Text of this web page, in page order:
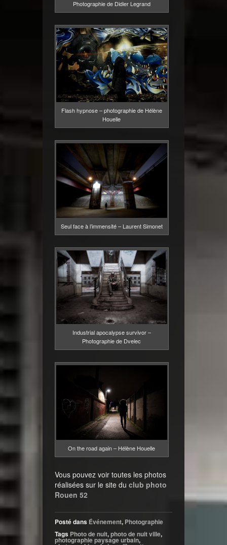
Photographie de Didier Legrand
Flash hypnose – photographie de Hélène
Houelle
Seul face à l’immensité – Laurent Simonet
Industrial apocalypse survivor –
Photographie de Dvelec
On the road again – Hélène Houelle
Vous pouvez voir toutes les photos
réalisées sur le site du club photo
Rouen 52
Posté dans Événement, Photographie
Tags Photo de nuit,photo de nuit ville,
photographie paysage urbain,